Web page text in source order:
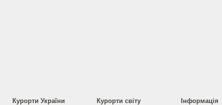
Курорти України Курорти світу Інформація